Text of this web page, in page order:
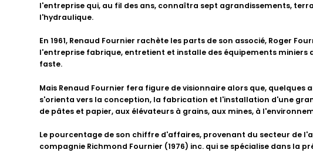
l'entreprise qui, au fil des ans, connaîtra sept agrandissements,
l'hydraulique.
En 1961, Renaud Fournier rachète les parts de son associé, Roger
l'entreprise fabrique, entretient et installe des équipements
faste.
Mais Renaud Fournier fera figure de visionnaire alors que, quelques
s'orienta vers la conception, la fabrication et l'installation d'une
de pâtes et papier, aux élévateurs à grains, aux mines, à
Le pourcentage de son chiffre d'affaires, provenant du secteur de
compagnie Richmond Fournier (1976) inc. qui se spécialise dans